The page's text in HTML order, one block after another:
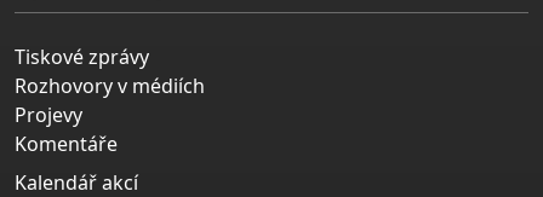
Tiskové zprávy
Rozhovory v médiích
Projevy
Komentáře
Kalendář akcí